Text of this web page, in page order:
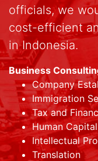
officials, we
cost-efficient
in Indonesia.
Business
Company
Immigration
Tax and
Human Capital
Intellectual
Translation